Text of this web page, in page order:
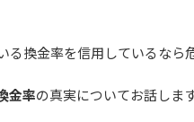
る換金率を信用しているなら
金率の真実についてお話します